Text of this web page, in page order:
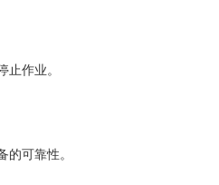
作业。
可靠性。